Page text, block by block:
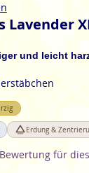
Lavender
und leicht
Erdung &
für